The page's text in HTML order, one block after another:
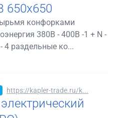
650х650
конфорками
380В - 400В -1 + N -
4 раздельные ко...
https://kapler-trade.ru/k...